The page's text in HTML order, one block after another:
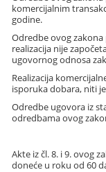
komercijalnim
godine.
Odredbe ovog
realizacija nije
ugovornog odnosa
Realizacija
isporuka dobara, niti
Odredbe ugovora iz
odredbama ovog
Akte iz čl. 8. i 9. ovog
doneće u roku od 60